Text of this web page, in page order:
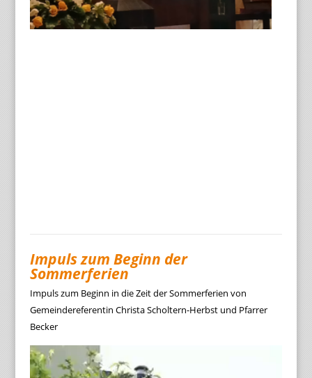
Impuls zum Beginn der
Sommerferien
Impuls zum Beginn in die Zeit der Sommerferien von
Gemeindereferentin Christa Scholtern-Herbst und Pfarrer
Becker
Video-
Player